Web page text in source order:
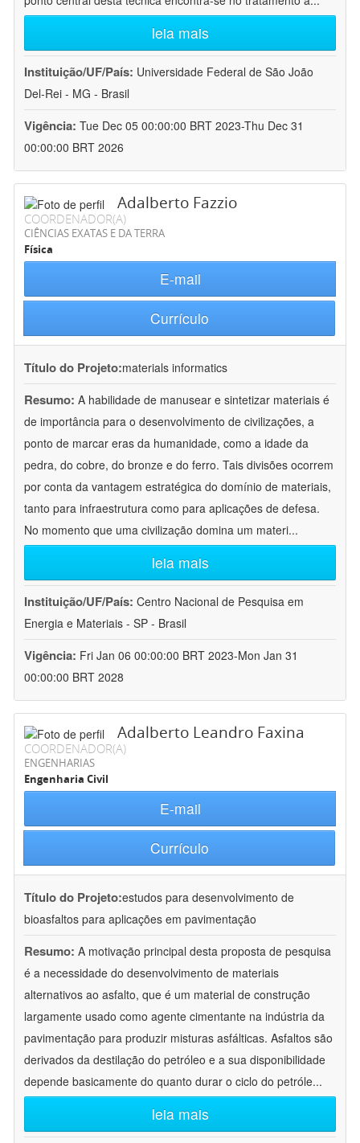
leia mais
Instituição/UF/País: Universidade Federal de São João
Del-Rei - MG - Brasil
Vigência: Tue Dec 05 00:00:00 BRT 2023-Thu Dec 31
00:00:00 BRT 2026
Adalberto Fazzio
COORDENADOR(A)
CIÊNCIAS EXATAS E DA TERRA
Física
E-mail
Currículo
Título do Projeto:materials informatics
Resumo: A habilidade de manusear e sintetizar materiais é
de importância para o desenvolvimento de civilizações, a
ponto de marcar eras da humanidade, como a idade da
pedra, do cobre, do bronze e do ferro. Tais divisões ocorrem
por conta da vantagem estratégica do domínio de materiais,
tanto para infraestrutura como para aplicações de defesa.
No momento que uma civilização domina um materi...
leia mais
Instituição/UF/País: Centro Nacional de Pesquisa em
Energia e Materiais - SP - Brasil
Vigência: Fri Jan 06 00:00:00 BRT 2023-Mon Jan 31
00:00:00 BRT 2028
Adalberto Leandro Faxina
COORDENADOR(A)
ENGENHARIAS
Engenharia Civil
E-mail
Currículo
Título do Projeto:estudos para desenvolvimento de
bioasfaltos para aplicações em pavimentação
Resumo: A motivação principal desta proposta de pesquisa
é a necessidade do desenvolvimento de materiais
alternativos ao asfalto, que é um material de construção
largamente usado como agente cimentante na indústria da
pavimentação para produzir misturas asfálticas. Asfaltos são
derivados da destilação do petróleo e a sua disponibilidade
depende basicamente do quanto durar o ciclo do petróle...
leia mais